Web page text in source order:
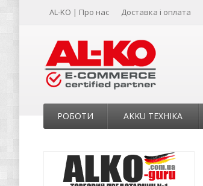
AL-KO | Про нас Доставка і оплата
РОБОТИ AKKU ТЕХНІКА